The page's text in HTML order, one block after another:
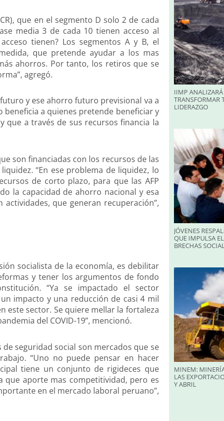
que en el segmento D solo 2 de cada
media 3 de cada 10 tienen acceso al
tienen? Los segmentos A y B, el
que pretende ayudar a los mas
ahorros. Por tanto, los retiros que se
agregó.
y ese ahorro futuro previsional va a
a quienes pretende beneficiar y
que a través de sus recursos financia la
son financiadas con los recursos de las
“En ese problema de liquidez, lo
de corto plazo, para que las AFP
la capacidad de ahorro nacional y esa
que generan recuperación”,
socialista de la economía, es debilitar
y tener los argumentos de fondo
“Ya se impactado el sector
impacto y una reducción de casi 4 mil
este sector. Se quiere mellar la fortaleza
del COVID-19”, mencionó.
seguridad social son mercados que se
“Uno no puede pensar en hacer
tiene un conjunto de rigideces que
que aporte mas competitividad, pero es
en el mercado laboral peruano”,
IIMP ANALIZARÁ
TRANSFORMAR
LIDERAZGO
JÓVENES
QUE IMPULSA
BRECHAS
MINEM:
LAS
Y ABRIL